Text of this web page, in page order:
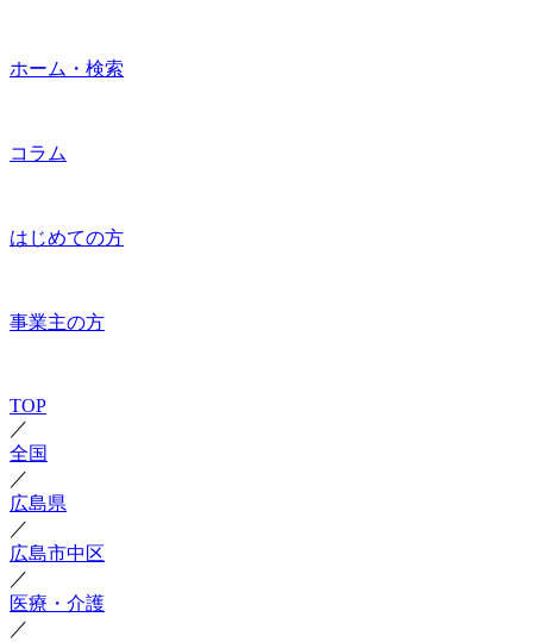
ホーム・検索
コラム
はじめての方
事業主の方
TOP
／
全国
／
広島県
／
広島市中区
／
医療・介護
／